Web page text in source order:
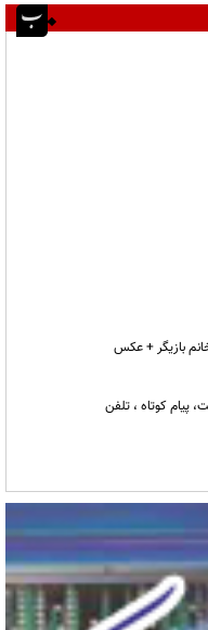
بازیگر + عکس
پیام کوتاه ، تلفن